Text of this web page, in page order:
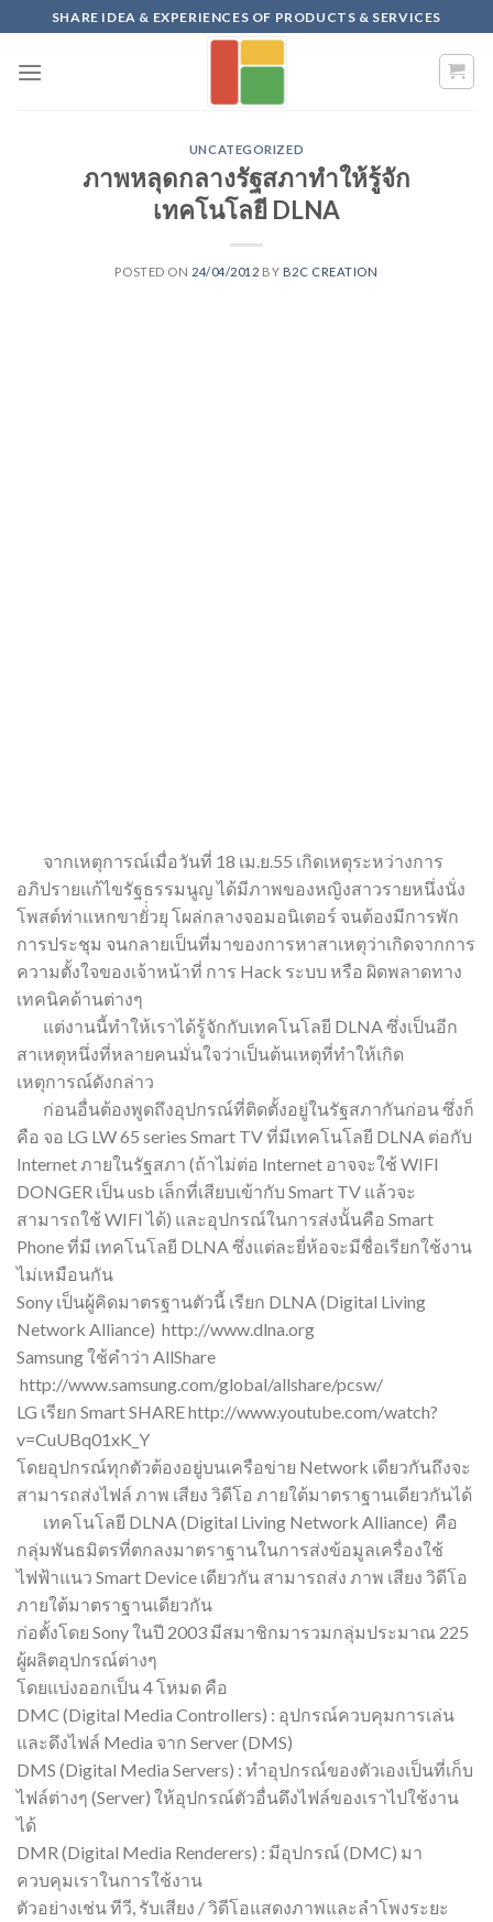
to
content
SHARE IDEA & EXPERIENCES OF PRODUCTS & SERVICES
UNCATEGORIZED
ภาพหลุดกลางรัฐสภาทำให้รู้จัก
เทคโนโลยี DLNA
POSTED ON 24/04/2012 BY B2C CREATION
จากเหตุการณ์เมื่อวันที่ 18 เม.ย.55 เกิดเหตุระหว่างการ
อภิปรายแก้ไขรัฐธรรมนูญ ได้มีภาพของหญิงสาวรายหนึ่งนั่ง
โพสต์ท่าแหกขายั่่วยุ โผล่กลางจอมอนิเตอร์ จนต้องมีการพัก
การประชุม จนกลายเป็นที่มาของการหาสาเหตุว่าเกิดจากการ
ความตั้งใจของเจ้าหน้าที่ การ Hack ระบบ หรือ ผิดพลาดทาง
เทคนิคด้านต่างๆ
แต่งานนี้ทำให้เราได้รู้จักกับเทคโนโลยี DLNA ซึ่งเป็นอีก
สาเหตุหนึ่งที่หลายคนมั่นใจว่าเป็นต้นเหตุที่ทำให้เกิด
เหตุการณ์ดังกล่าว
ก่อนอื่นต้องพูดถึงอุปกรณ์ที่ติดตั้งอยู่ในรัฐสภากันก่อน ซึ่งก็
คือ จอ LG LW 65 series Smart TV ที่มีเทคโนโลยี DLNA ต่อกับ
Internet ภายในรัฐสภา (ถ้าไม่ต่อ Internet อาจจะใช้ WIFI
DONGER เป็น usb เล็กที่เสียบเข้ากับ Smart TV แล้วจะ
สามารถใช้ WIFI ได้) และอุปกรณ์ในการส่งนั้นคือ Smart
Phone ที่มี เทคโนโลยี DLNA ซึ่งแต่ละยี่ห้อจะมีชื่อเรียกใช้งาน
ไม่เหมือนกัน
Sony เป็นผู้คิดมาตรฐานตัวนี้ เรียก DLNA (Digital Living
Network Alliance) http://www.dlna.org
Samsung ใช้คำว่า AllShare
http://www.samsung.com/global/allshare/pcsw/
LG เรียก Smart SHARE http://www.youtube.com/watch?
v=CuUBq01xK_Y
โดยอุปกรณ์ทุกตัวต้องอยู่บนเครือข่าย Network เดียวกันถึงจะ
สามารถส่งไฟล์ ภาพ เสียง วิดีโอ ภายใต้มาตราฐานเดียวกันได้
เทคโนโลยี DLNA (Digital Living Network Alliance) คือ
กลุ่มพันธมิตรที่ตกลงมาตราฐานในการส่งข้อมูลเครื่องใช้
ไฟฟ้าแนว Smart Device เดียวกัน สามารถส่ง ภาพ เสียง วิดีโอ
ภายใต้มาตราฐานเดียวกัน
ก่อตั้งโดย Sony ในปี 2003 มีสมาชิกมารวมกลุ่มประมาณ 225
ผู้ผลิตอุปกรณ์ต่างๆ
โดยแบ่งออกเป็น 4 โหมด คือ
DMC (Digital Media Controllers) : อุปกรณ์ควบคุมการเล่น
และดึงไฟล์ Media จาก Server (DMS)
DMS (Digital Media Servers) : ทำอุปกรณ์ของตัวเองเป็นที่เก็บ
ไฟล์ต่างๆ (Server) ให้อุปกรณ์ตัวอื่นดึงไฟล์ของเราไปใช้งาน
ได้
DMR (Digital Media Renderers) : มีอุปกรณ์ (DMC) มา
ควบคุมเราในการใช้งาน
ตัวอย่างเช่น ทีวี, รับเสียง / วิดีโอแสดงภาพและลำโพงระยะ